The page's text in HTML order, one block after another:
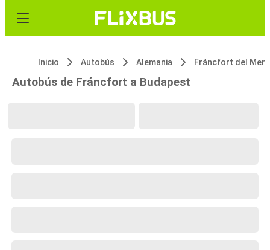
Inicio Autobús Alemania Fráncfort del
Autobús de Fráncfort a Budapest